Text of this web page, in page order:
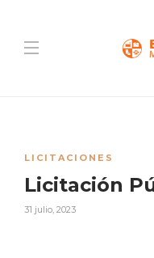
LICITACIONES
Licitación
31 julio, 2023